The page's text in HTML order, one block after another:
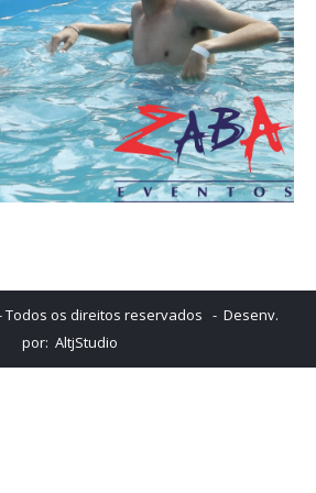
Todos os direitos reservados - Desenv.
por: AltjStudio